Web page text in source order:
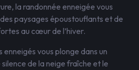
la randonnée enneigée vous
paysages époustouflants et de
au cœur de l’hiver.
vous plonge dans un
de la neige fraîche et le